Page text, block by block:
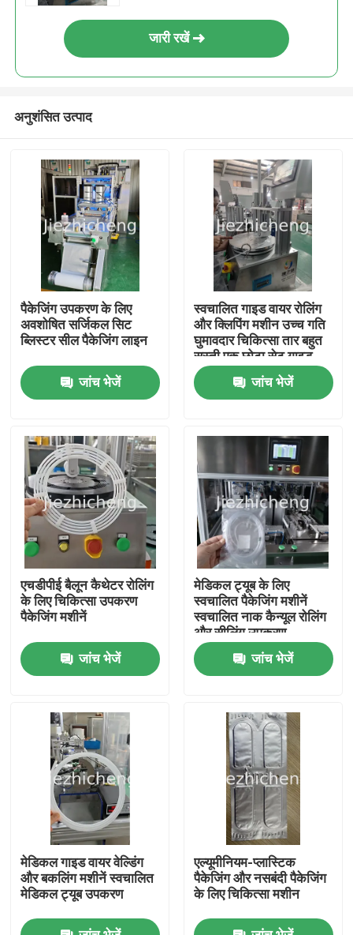
घर
उत्पाद
वीडियो
हमारे बारे में
कारखाने का दौरा
गुणवत्ता नियंत्रण
हमसे संपर्क करें
उद्धरण मांगें
चिकित्सा उपकरण पैकेजिंग मशीनें
चिकित्सा उपकरण बनाने की मशीन
जारी रखें
अनुशंसित उत्पाद
पैकेजिंग उपकरण के लिए
अवशोषित सर्जिकल सिट
ब्लिस्टर सील पैकेजिंग लाइन
जांच भेजें
स्वचालित गाइड वायर रोलिंग
और क्लिपिंग मशीन उच्च गति
घुमावदार चिकित्सा तार बहुत
सस्ती एक छोटा सेट गाइड
वायर रोलिंग और बॉन्डिंग के
लिए स्वचालित उपकरण
जांच भेजें
एचडीपीई बैलून कैथेटर रोलिंग
के लिए चिकित्सा उपकरण
पैकेजिंग मशीनें
जांच भेजें
मेडिकल ट्यूब के लिए
स्वचालित पैकेजिंग मशीनें
स्वचालित नाक कैन्यूल रोलिंग
और सीलिंग उपकरण
जांच भेजें
मेडिकल गाइड वायर वेल्डिंग
और बकलिंग मशीनें स्वचालित
मेडिकल ट्यूब उपकरण
एल्यूमीनियम-प्लास्टिक
पैकेजिंग और नसबंदी पैकेजिंग
के लिए चिकित्सा मशीन